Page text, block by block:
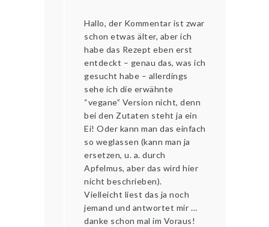
Hallo, der Kommentar ist zwar
schon etwas älter, aber ich
habe das Rezept eben erst
entdeckt – genau das, was ich
gesucht habe – allerdings
sehe ich die erwähnte
“vegane” Version nicht, denn
bei den Zutaten steht ja ein
Ei! Oder kann man das einfach
so weglassen (kann man ja
ersetzen, u. a. durch
Apfelmus, aber das wird hier
nicht beschrieben).
Vielleicht liest das ja noch
jemand und antwortet mir …
danke schon mal im Voraus!